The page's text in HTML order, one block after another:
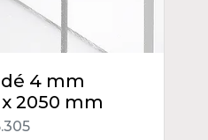
4 mm
2050 mm